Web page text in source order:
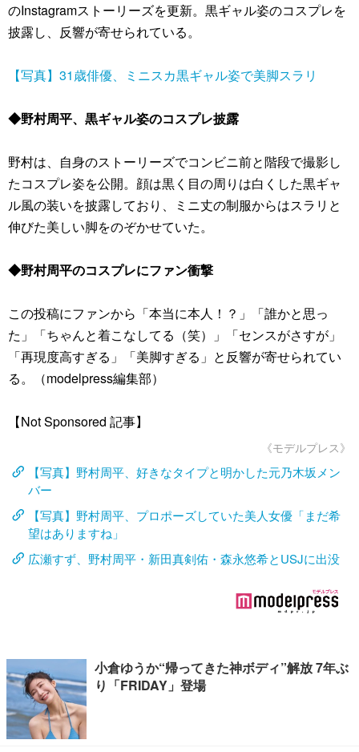
のInstagramストーリーズを更新。黒ギャル姿のコスプレを
披露し、反響が寄せられている。
【写真】31歳俳優、ミニスカ黒ギャル姿で美脚スラリ
◆野村周平、黒ギャル姿のコスプレ披露
野村は、自身のストーリーズでコンビニ前と階段で撮影し
たコスプレ姿を公開。顔は黒く目の周りは白くした黒ギャ
ル風の装いを披露しており、ミニ丈の制服からはスラリと
伸びた美しい脚をのぞかせていた。
◆野村周平のコスプレにファン衝撃
この投稿にファンから「本当に本人！？」「誰かと思っ
た」「ちゃんと着こなしてる（笑）」「センスがさすが」
「再現度高すぎる」「美脚すぎる」と反響が寄せられてい
る。（modelpress編集部）
【Not Sponsored 記事】
《モデルプレス》
【写真】野村周平、好きなタイプと明かした元乃木坂メン
バー
【写真】野村周平、プロポーズしていた美人女優「まだ希
望はありますね」
広瀬すず、野村周平・新田真剣佑・森永悠希とUSJに出没
小倉ゆうか“帰ってきた神ボディ”解放 7年ぶ
り「FRIDAY」登場